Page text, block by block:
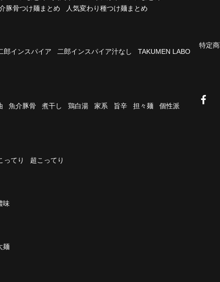
豚骨つけ麺まとめ 人気変わり種つけ麺まとめ
郎インスパイア 二郎インスパイア汁なし
TAKUMEN LABO
魚介豚骨 煮干し 鶏白湯 家系 旨辛 担々麺
個性派
ってり 超こってり
味
麺
特定